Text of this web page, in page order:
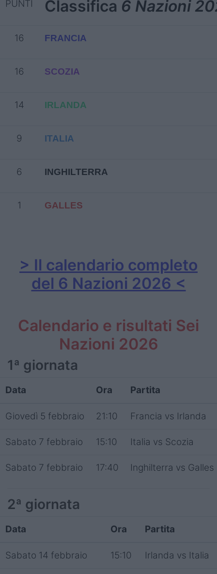
PUNTI Classifica 6 Nazioni
16 FRANCIA
16 SCOZIA
14 IRLANDA
9 ITALIA
6 INGHILTERRA
1 GALLES
> Il calendario completo
del 6 Nazioni 2026 <
Calendario e risultati Sei
Nazioni 2026
1ª giornata
Data Ora Partita
Giovedì 5 febbraio 21:10 Francia vs Irlanda
Sabato 7 febbraio 15:10 Italia vs Scozia
Sabato 7 febbraio 17:40 Inghilterra vs Galles
2ª giornata
Data Ora Partita
Sabato 14 febbraio 15:10 Irlanda vs Italia